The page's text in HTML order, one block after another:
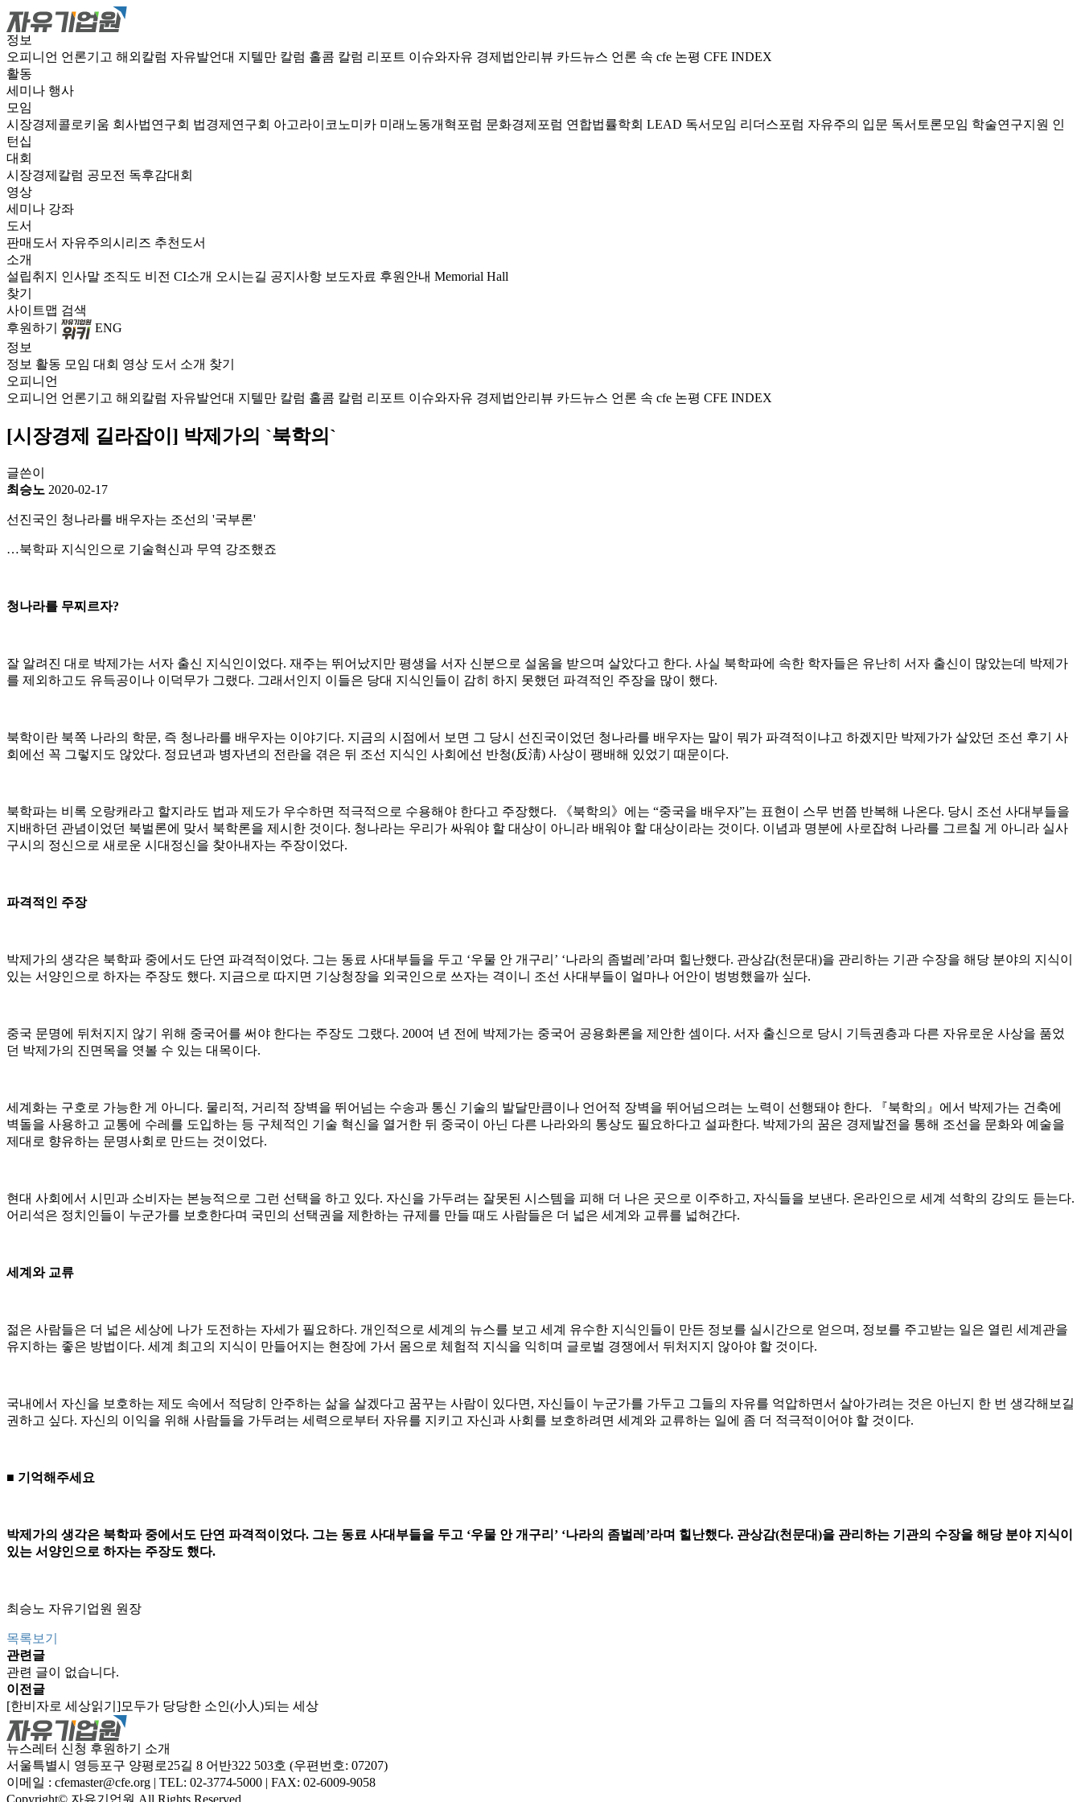
정보
오피니언 언론기고 해외칼럼 자유발언대 지텔만 칼럼 홀콤 칼럼 리포트 이슈와자유 경제법안리뷰 카드뉴스 언론 속 cfe 논평 CFE INDEX
활동
세미나 행사
모임
시장경제콜로키움 회사법연구회 법경제연구회 아고라이코노미카 미래노동개혁포럼 문화경제포럼 연합법률학회 LEAD 독서모임 리더스포럼 자유주의 입문 독서토론모임 학술연구지원 인
턴십
대회
시장경제칼럼 공모전 독후감대회
영상
세미나 강좌
도서
판매도서 자유주의시리즈 추천도서
소개
설립취지 인사말 조직도 비전 CI소개 오시는길 공지사항 보도자료 후원안내 Memorial Hall
찾기
사이트맵 검색
후원하기
ENG
정보
정보 활동 모임 대회 영상 도서 소개 찾기
오피니언
오피니언 언론기고 해외칼럼 자유발언대 지텔만 칼럼 홀콤 칼럼 리포트 이슈와자유 경제법안리뷰 카드뉴스 언론 속 cfe 논평 CFE INDEX
[시장경제 길라잡이] 박제가의 `북학의`
글쓴이
최승노 2020-02-17
선진국인 청나라를 배우자는 조선의 '국부론'
…북학파 지식인으로 기술혁신과 무역 강조했죠
청나라를 무찌르자?
잘 알려진 대로 박제가는 서자 출신 지식인이었다. 재주는 뛰어났지만 평생을 서자 신분으로 설움을 받으며 살았다고 한다. 사실 북학파에 속한 학자들은 유난히 서자 출신이 많았는데 박제가
를 제외하고도 유득공이나 이덕무가 그랬다. 그래서인지 이들은 당대 지식인들이 감히 하지 못했던 파격적인 주장을 많이 했다.
북학이란 북쪽 나라의 학문, 즉 청나라를 배우자는 이야기다. 지금의 시점에서 보면 그 당시 선진국이었던 청나라를 배우자는 말이 뭐가 파격적이냐고 하겠지만 박제가가 살았던 조선 후기 사
회에선 꼭 그렇지도 않았다. 정묘년과 병자년의 전란을 겪은 뒤 조선 지식인 사회에선 반청(反淸) 사상이 팽배해 있었기 때문이다.
북학파는 비록 오랑캐라고 할지라도 법과 제도가 우수하면 적극적으로 수용해야 한다고 주장했다. 《북학의》에는 “중국을 배우자”는 표현이 스무 번쯤 반복해 나온다. 당시 조선 사대부들을
지배하던 관념이었던 북벌론에 맞서 북학론을 제시한 것이다. 청나라는 우리가 싸워야 할 대상이 아니라 배워야 할 대상이라는 것이다. 이념과 명분에 사로잡혀 나라를 그르칠 게 아니라 실사
구시의 정신으로 새로운 시대정신을 찾아내자는 주장이었다.
파격적인 주장
박제가의 생각은 북학파 중에서도 단연 파격적이었다. 그는 동료 사대부들을 두고 ‘우물 안 개구리’ ‘나라의 좀벌레’라며 힐난했다. 관상감(천문대)을 관리하는 기관 수장을 해당 분야의 지식이
있는 서양인으로 하자는 주장도 했다. 지금으로 따지면 기상청장을 외국인으로 쓰자는 격이니 조선 사대부들이 얼마나 어안이 벙벙했을까 싶다.
중국 문명에 뒤처지지 않기 위해 중국어를 써야 한다는 주장도 그랬다. 200여 년 전에 박제가는 중국어 공용화론을 제안한 셈이다. 서자 출신으로 당시 기득권층과 다른 자유로운 사상을 품었
던 박제가의 진면목을 엿볼 수 있는 대목이다.
세계화는 구호로 가능한 게 아니다. 물리적, 거리적 장벽을 뛰어넘는 수송과 통신 기술의 발달만큼이나 언어적 장벽을 뛰어넘으려는 노력이 선행돼야 한다. 『북학의』에서 박제가는 건축에
벽돌을 사용하고 교통에 수레를 도입하는 등 구체적인 기술 혁신을 열거한 뒤 중국이 아닌 다른 나라와의 통상도 필요하다고 설파한다. 박제가의 꿈은 경제발전을 통해 조선을 문화와 예술을
제대로 향유하는 문명사회로 만드는 것이었다.
현대 사회에서 시민과 소비자는 본능적으로 그런 선택을 하고 있다. 자신을 가두려는 잘못된 시스템을 피해 더 나은 곳으로 이주하고, 자식들을 보낸다. 온라인으로 세계 석학의 강의도 듣는다.
어리석은 정치인들이 누군가를 보호한다며 국민의 선택권을 제한하는 규제를 만들 때도 사람들은 더 넓은 세계와 교류를 넓혀간다.
세계와 교류
젊은 사람들은 더 넓은 세상에 나가 도전하는 자세가 필요하다. 개인적으로 세계의 뉴스를 보고 세계 유수한 지식인들이 만든 정보를 실시간으로 얻으며, 정보를 주고받는 일은 열린 세계관을
유지하는 좋은 방법이다. 세계 최고의 지식이 만들어지는 현장에 가서 몸으로 체험적 지식을 익히며 글로벌 경쟁에서 뒤처지지 않아야 할 것이다.
국내에서 자신을 보호하는 제도 속에서 적당히 안주하는 삶을 살겠다고 꿈꾸는 사람이 있다면, 자신들이 누군가를 가두고 그들의 자유를 억압하면서 살아가려는 것은 아닌지 한 번 생각해보길
권하고 싶다. 자신의 이익을 위해 사람들을 가두려는 세력으로부터 자유를 지키고 자신과 사회를 보호하려면 세계와 교류하는 일에 좀 더 적극적이어야 할 것이다.
■ 기억해주세요
박제가의 생각은 북학파 중에서도 단연 파격적이었다. 그는 동료 사대부들을 두고 ‘우물 안 개구리’ ‘나라의 좀벌레’라며 힐난했다. 관상감(천문대)을 관리하는 기관의 수장을 해당 분야 지식이
있는 서양인으로 하자는 주장도 했다.
최승노 자유기업원 원장
목록보기
관련글
관련 글이 없습니다.
이전글
[한비자로 세상읽기]모두가 당당한 소인(小人)되는 세상
뉴스레터 신청 후원하기
소개
서울특별시 영등포구 양평로25길 8 어반322 503호 (우편번호: 07207)
이메일 : cfemaster@cfe.org | TEL: 02-3774-5000 | FAX: 02-6009-9058
Copyright© 자유기업원 All Rights Reserved.